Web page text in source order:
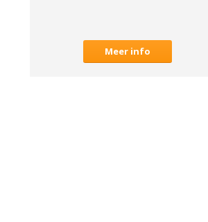
Meer info